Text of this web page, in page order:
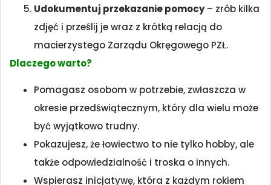
Udokumentuj przekazanie pomocy– zrób kilka
zdjęć i prześlij je wraz z krótką relacją do
macierzystego Zarządu Okręgowego PZŁ.
Dlaczego warto?
Pomagasz osobom w potrzebie, zwłaszcza w
okresie przedświątecznym, który dla wielu może
być wyjątkowo trudny.
Pokazujesz, że łowiectwo to nie tylko hobby, ale
także odpowiedzialność i troska o innych.
Wspierasz inicjatywę, która z każdym rokiem